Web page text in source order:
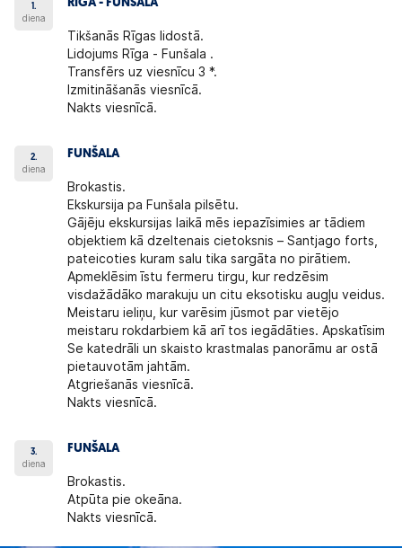
1.
diena
RĪGA - FUNŠALA
Tikšanās Rīgas lidostā.
Lidojums Rīga - Funšala .
Transfērs uz viesnīcu 3 *.
Izmitināšanās viesnīcā.
Nakts viesnīcā.
2.
diena
FUNŠALA
Brokastis.
Ekskursija pa Funšala pilsētu.
Gājēju ekskursijas laikā mēs iepazīsimies ar tādiem
objektiem kā dzeltenais cietoksnis – Santjago forts,
pateicoties kuram salu tika sargāta no pirātiem.
Apmeklēsim īstu fermeru tirgu, kur redzēsim
visdažādāko marakuju un citu eksotisku augļu veidus.
Meistaru ieliņu, kur varēsim jūsmot par vietējo
meistaru rokdarbiem kā arī tos iegādāties. Apskatīsim
Se katedrāli un skaisto krastmalas panorāmu ar ostā
pietauvotām jahtām.
Atgriešanās viesnīcā.
Nakts viesnīcā.
3.
diena
FUNŠALA
Brokastis.
Atpūta pie okeāna.
Nakts viesnīcā.